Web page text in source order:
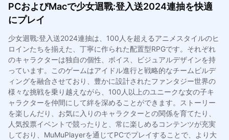
PCおよびMacで少女迴戰:登入送2024連抽を快適
にプレイ
少女迴戰:登入送2024連抽は、100人を超えるアニメスタイルのヒ
ロインたちを揃えた、丁寧に作られた配置型RPGです。それぞれ
のキャラクターは独自の個性、ボイス、ビジュアルデザインを持
っています。このゲームはアイドル進行と戦略的なチームビルデ
ィングを融合させており、豊かに設計されたファンタジー世界の
様々な挑戦を乗り越えながら、100人以上のユニークな女の子キ
ャラクターを仲間にして絆を深めることができます。ストーリー
を楽しんだり、お気に入りのキャラクターとの関係を育てたり、
人気投票イベントで競ったりと、常に楽しめるコンテンツが充実
しており、MuMuPlayerを通じてPCでプレイすることで、より大